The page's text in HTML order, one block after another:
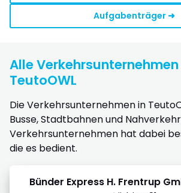
Aufgabenträger ➜
Alle Verkehrsunternehmen
TeutoOWL
Die Verkehrsunternehmen in
Busse, Stadtbahnen und
Verkehrsunternehmen hat dabei
die es bedient.
Bünder Express H. Frentrup